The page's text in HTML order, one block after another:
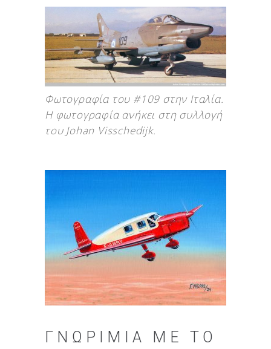
Φωτογραφία του #109 στην Ιταλία.
Η φωτογραφία ανήκει στη συλλογή
του Johan Visschedijk.
ΓΝΩΡΙΜΊΑ ΜΕ ΤΟ